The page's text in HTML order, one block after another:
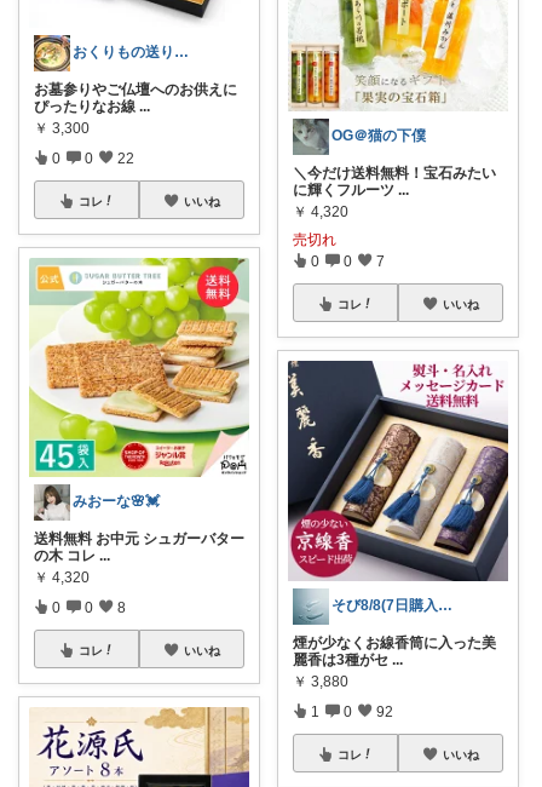
おくりもの送りたい
お墓参りやご仏壇へのお供えに
ぴったりなお線 ...
￥ 3,300
0 0 22
コレ いいね
みおーな🌸💓
送料無料 お中元 シュガーバター
の木 コレ ...
￥ 4,320
0 0 8
コレ いいね
OG＠猫の下僕
＼今だけ送料無料！宝石みたい
に輝くフルーツ ...
￥ 4,320
売切れ
0 0 7
コレ いいね
そび8/8(7日購入感謝です末広がり㊗
煙が少なくお線香筒に入った美
麗香は3種がセ ...
￥ 3,880
1 0 92
コレ いいね